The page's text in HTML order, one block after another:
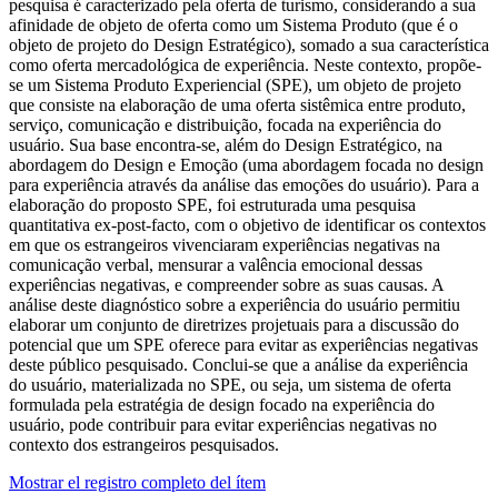
pesquisa é caracterizado pela oferta de turismo, considerando a sua
afinidade de objeto de oferta como um Sistema Produto (que é o
objeto de projeto do Design Estratégico), somado a sua característica
como oferta mercadológica de experiência. Neste contexto, propõe-
se um Sistema Produto Experiencial (SPE), um objeto de projeto
que consiste na elaboração de uma oferta sistêmica entre produto,
serviço, comunicação e distribuição, focada na experiência do
usuário. Sua base encontra-se, além do Design Estratégico, na
abordagem do Design e Emoção (uma abordagem focada no design
para experiência através da análise das emoções do usuário). Para a
elaboração do proposto SPE, foi estruturada uma pesquisa
quantitativa ex-post-facto, com o objetivo de identificar os contextos
em que os estrangeiros vivenciaram experiências negativas na
comunicação verbal, mensurar a valência emocional dessas
experiências negativas, e compreender sobre as suas causas. A
análise deste diagnóstico sobre a experiência do usuário permitiu
elaborar um conjunto de diretrizes projetuais para a discussão do
potencial que um SPE oferece para evitar as experiências negativas
deste público pesquisado. Conclui-se que a análise da experiência
do usuário, materializada no SPE, ou seja, um sistema de oferta
formulada pela estratégia de design focado na experiência do
usuário, pode contribuir para evitar experiências negativas no
contexto dos estrangeiros pesquisados.
Mostrar el registro completo del ítem